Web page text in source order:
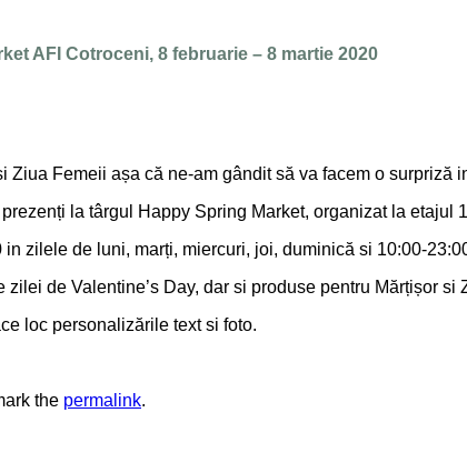
AFI Cotroceni, 8 februarie – 8 martie 2020
Ziua Femeii așa că ne-am gândit să va facem o surpriză
la târgul Happy Spring Market, organizat la
zilele de luni, marți, miercuri, joi, duminică si 10:00-
de Valentine’s Day, dar si produse pentru Mărțișor si
loc personalizările text si foto.
the permalink.